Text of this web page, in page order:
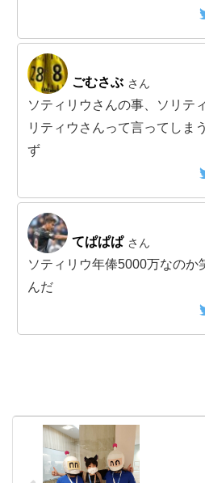
ごむさぶ さん
ソティリウさんの事、ソリテ
リティウさんって言ってしま
ず
てぱぱぱ さん
ソティリウ年俸5000万なのか
んだ